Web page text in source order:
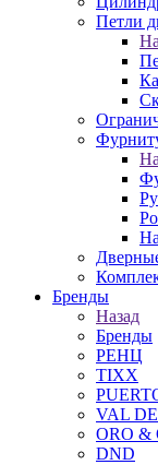
Петли
Бренды
Назад
Бренды
РЕНЦ
TIXX
VAL
ORO &
DND